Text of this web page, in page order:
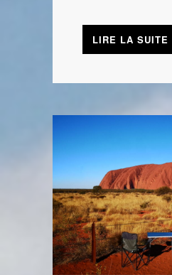
LIRE LA SUITE